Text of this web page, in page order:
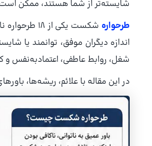
شایسته‌تر از شما هستند، ممکن
طرحواره
شکست یکی
اندازه دیگران موفق، توانمند یا
شغل، روابط عاطفی، اعتمادبه‌نفس و
در این مقاله با علائم، ریشه‌ها،